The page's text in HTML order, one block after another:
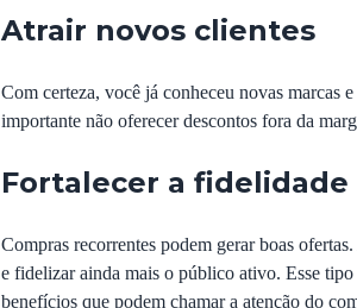
Atrair novos clientes
Com certeza, você já conheceu novas marcas
importante não oferecer descontos fora da
Fortalecer a
Compras recorrentes podem gerar boas
e fidelizar ainda mais o público ativo. Esse
benefícios que podem chamar a atenção do